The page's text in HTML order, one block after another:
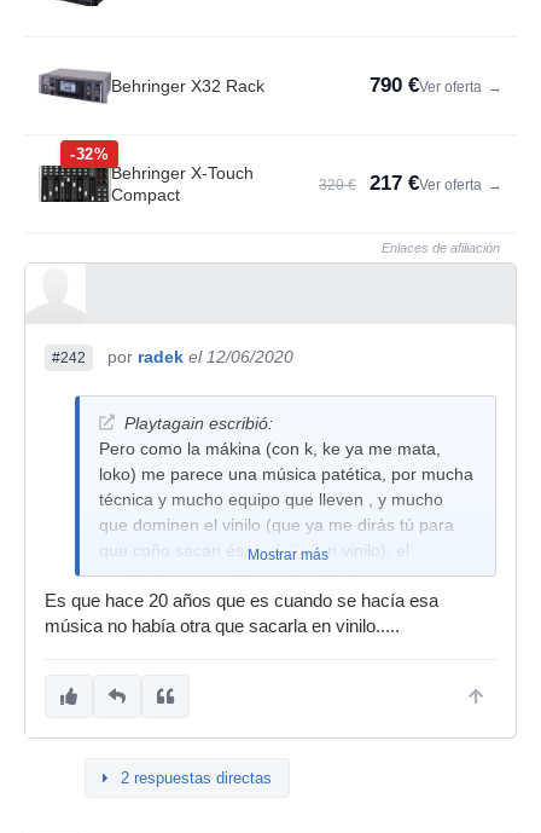
Behringer X32 Rack 790 €Ver oferta →
-32%
Behringer X-Touch
Compact
320 € 217 €Ver oferta →
Enlaces de afiliación
#242 por radek el 12/06/2020
Playtagain escribió:
Pero como la mákina (con k, ke ya me mata,
loko) me parece una música patética, por mucha
técnica y mucho equipo que lleven , y mucho
que dominen el vinilo (que ya me dirás tú para
que coño sacan ésa música en vinilo), el
resultado es sencillamente ridículo.
Mostrar más
Es que hace 20 años que es cuando se hacía esa
música no había otra que sacarla en vinilo.....
2 respuestas directas